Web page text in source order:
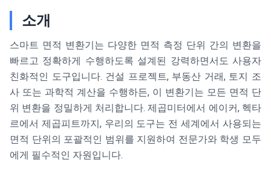
소개
스마트 면적 변환기는 다양한 면적 측정 단위 간의 변환을
빠르고 정확하게 수행하도록 설계된 강력하면서도 사용자
친화적인 도구입니다. 건설 프로젝트, 부동산 거래, 토지 조
사 또는 과학적 계산을 수행하든, 이 변환기는 모든 면적 단
위 변환을 정밀하게 처리합니다. 제곱미터에서 에이커, 헥타
르에서 제곱피트까지, 우리의 도구는 전 세계에서 사용되는
면적 단위의 포괄적인 범위를 지원하여 전문가와 학생 모두
에게 필수적인 자원입니다.